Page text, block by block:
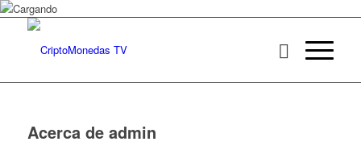
Acerca de admin